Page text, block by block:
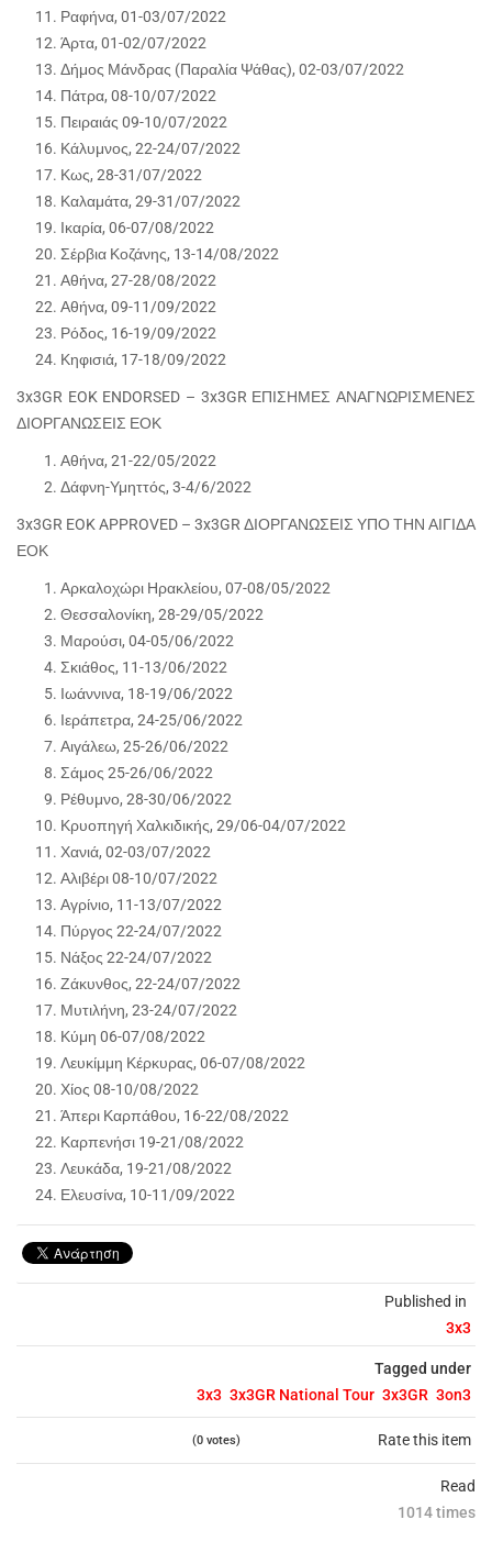
Published in
3x3
Tagged under
3x3 3x3GR National Tour 3x3GR 3on3
Rate this item
(0 votes)
Read
1014 times
Ραφήνα, 01-03/07/2022
Άρτα, 01-02/07/2022
Δήμος Μάνδρας (Παραλία Ψάθας), 02-03/07/2022
Πάτρα, 08-10/07/2022
Πειραιάς 09-10/07/2022
Κάλυμνος, 22-24/07/2022
Κως, 28-31/07/2022
Καλαμάτα, 29-31/07/2022
Ικαρία, 06-07/08/2022
Σέρβια Κοζάνης, 13-14/08/2022
Αθήνα, 27-28/08/2022
Αθήνα, 09-11/09/2022
Ρόδος, 16-19/09/2022
Κηφισιά, 17-18/09/2022
3x3GR EOK ENDORSED – 3x3GR ΕΠΙΣΗΜΕΣ ΑΝΑΓΝΩΡΙΣΜΕΝΕΣ
ΔΙΟΡΓΑΝΩΣΕΙΣ ΕΟΚ
Αθήνα, 21-22/05/2022
Δάφνη-Υμηττός, 3-4/6/2022
3x3GR EOK APPROVED – 3x3GR ΔΙΟΡΓΑΝΩΣΕΙΣ ΥΠΟ ΤΗΝ ΑΙΓΙΔΑ
ΕΟΚ
Αρκαλοχώρι Ηρακλείου, 07-08/05/2022
Θεσσαλονίκη, 28-29/05/2022
Μαρούσι, 04-05/06/2022
Σκιάθος, 11-13/06/2022
Ιωάννινα, 18-19/06/2022
Ιεράπετρα, 24-25/06/2022
Αιγάλεω, 25-26/06/2022
Σάμος 25-26/06/2022
Ρέθυμνο, 28-30/06/2022
Κρυοπηγή Χαλκιδικής, 29/06-04/07/2022
Χανιά, 02-03/07/2022
Αλιβέρι 08-10/07/2022
Αγρίνιο, 11-13/07/2022
Πύργος 22-24/07/2022
Νάξος 22-24/07/2022
Ζάκυνθος, 22-24/07/2022
Μυτιλήνη, 23-24/07/2022
Κύμη 06-07/08/2022
Λευκίμμη Κέρκυρας, 06-07/08/2022
Χίος 08-10/08/2022
Άπερι Καρπάθου, 16-22/08/2022
Καρπενήσι 19-21/08/2022
Λευκάδα, 19-21/08/2022
Ελευσίνα, 10-11/09/2022